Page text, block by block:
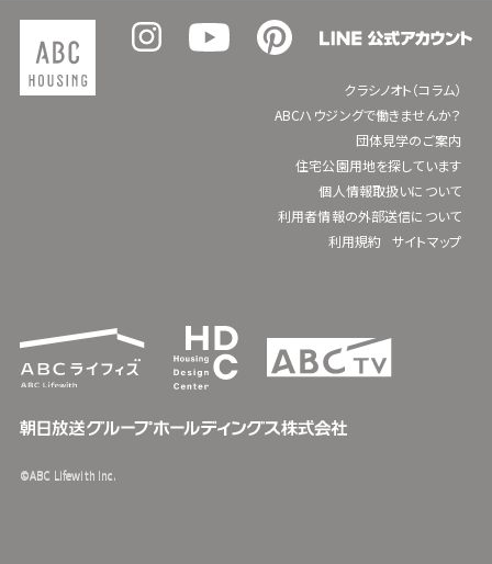
クラシノオト（コラム）
ABCハウジングで働きませんか？
団体見学のご案内
住宅公園用地を探しています
個人情報取扱いについて
利用者情報の外部送信について
利用規約
サイトマップ
©ABC Lifewith Inc.